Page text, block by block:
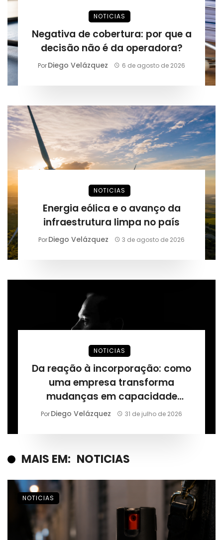
NOTICIAS
Negativa de cobertura: por que a
decisão não é da operadora?
PorDiego Velázquez 6 de agosto de 2026
NOTICIAS
Energia eólica e o avanço da
infraestrutura limpa no país
PorDiego Velázquez 3 de agosto de 2026
NOTICIAS
Da reação à incorporação: como
uma empresa transforma
mudanças em capacidade
permanente, segundo Márcio
PorDiego Velázquez 31 de julho de 2026
MAIS EM: NOTICIAS
NOTICIAS